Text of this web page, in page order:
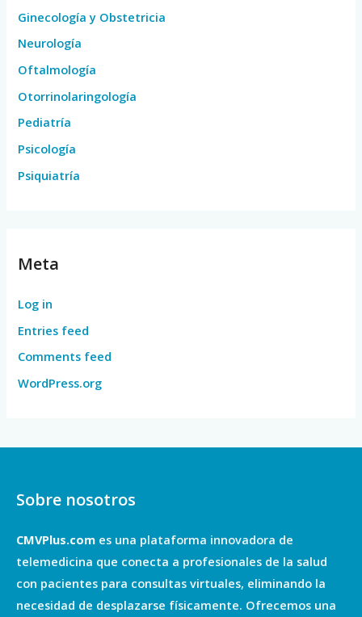
Ginecología y Obstetricia
Neurología
Oftalmología
Otorrinolaringología
Pediatría
Psicología
Psiquiatría
Meta
Log in
Entries feed
Comments feed
WordPress.org
Sobre nosotros
CMVPlus.com es una plataforma innovadora de
telemedicina que conecta a profesionales de la salud
con pacientes para consultas virtuales, eliminando la
necesidad de desplazarse físicamente. Ofrecemos una